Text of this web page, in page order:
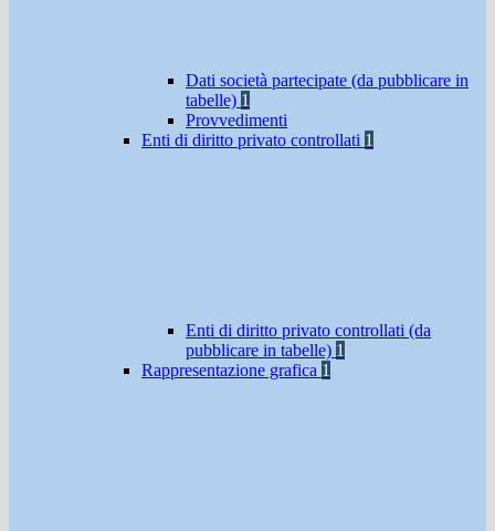
Dati società partecipate (da pubblicare in
tabelle) 1
Provvedimenti
Enti di diritto privato controllati 1
Enti di diritto privato controllati (da
pubblicare in tabelle) 1
Rappresentazione grafica 1